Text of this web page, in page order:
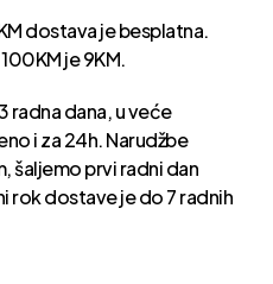
dostava je besplatna.
je 9KM.
radna dana, u veće
i za 24h. Narudžbe
šaljemo prvi radni dan
rok dostave je do 7 radnih